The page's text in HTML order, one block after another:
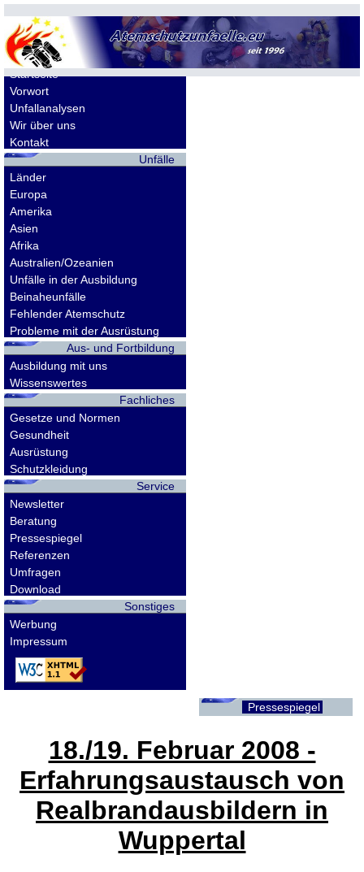
Allgemeines
Startseite
Vorwort
Unfallanalysen
Wir über uns
Kontakt
Unfälle
Länder
Europa
Amerika
Asien
Afrika
Australien/Ozeanien
Unfälle in der Ausbildung
Beinaheunfälle
Fehlender Atemschutz
Probleme mit der Ausrüstung
Aus- und Fortbildung
Ausbildung mit uns
Wissenswertes
Fachliches
Gesetze und Normen
Gesundheit
Ausrüstung
Schutzkleidung
Service
Newsletter
Beratung
Pressespiegel
Referenzen
Umfragen
Download
Sonstiges
Werbung
Impressum
Pressespiegel
18./19. Februar 2008 -
Erfahrungsaustausch von
Realbrandausbildern in
Wuppertal